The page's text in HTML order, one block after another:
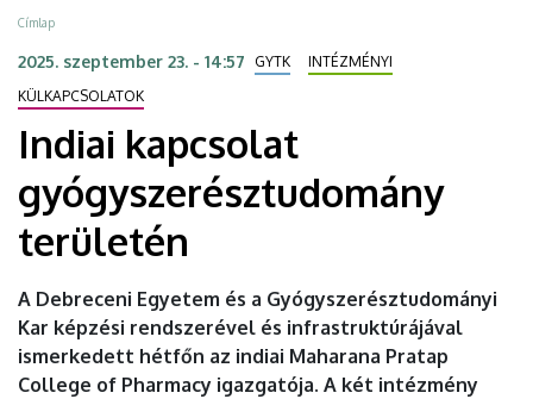
DEBRECENI
EGYETEM
Morzsa
Címlap
2025. szeptember 23. - 14:57 GYTK
INTÉZMÉNYI
KÜLKAPCSOLATOK
Indiai kapcsolat
gyógyszerésztudomány
területén
A Debreceni Egyetem és a Gyógyszerésztudományi
Kar képzési rendszerével és infrastruktúrájával
ismerkedett hétfőn az indiai Maharana Pratap
College of Pharmacy igazgatója. A két intézmény